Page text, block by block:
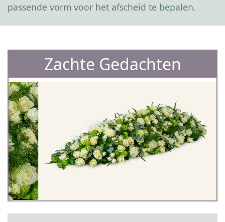
passende vorm voor het afscheid te bepalen.
Zachte Gedachten